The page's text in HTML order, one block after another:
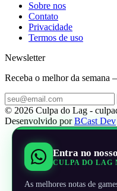
Sobre nos
Contato
Privacidade
Termos de uso
Newsletter
Receba o melhor da semana
© 2026 Culpa do Lag -
Desenvolvido porBCast Dev
Entra no
CULPA DO LAG
As melhores notas de